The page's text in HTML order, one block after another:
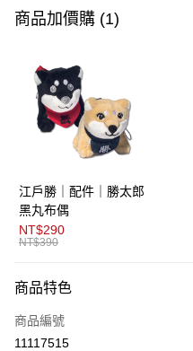
信用卡一次付款
LINE Pay
AFTEE先享後付
【關於「AFTEE先享後付」】
便利好安心！
１．簡單：不需註冊會員、不需綁卡
２．便利：只要手機號碼，簡訊認
３．安心：先確認商品／服務後，再
１．於結帳方式選擇「AFTEE先享
２．訂單成立數日內，您將收到繳費
３．收到繳費通知簡訊後14天內，
運送方式
全家取貨付款
免運費
商品加價購 (1)
江戶勝｜配件｜勝太郎
黑丸布偶
NT$290
NT$390
商品特色
商品編號
11117515